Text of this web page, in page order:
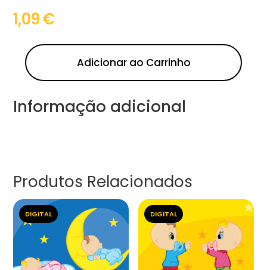
1,09€
Adicionar ao Carrinho
Informação adicional
Produtos Relacionados
DIGITAL DIGITAL